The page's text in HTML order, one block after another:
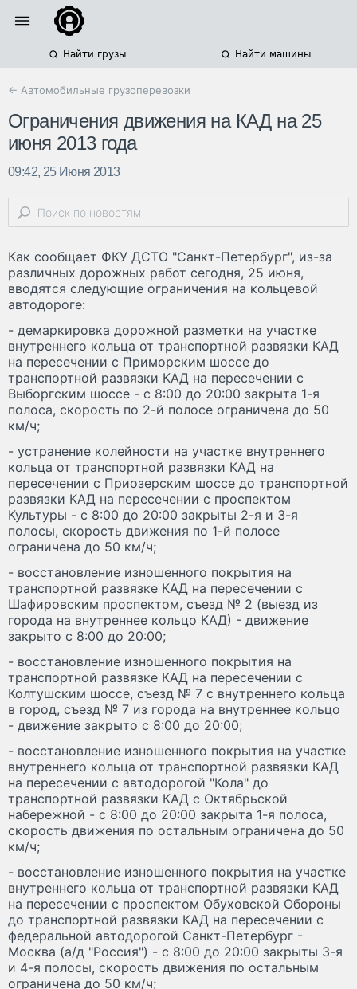
Найти грузы Найти машины
← Автомобильные грузоперевозки
Ограничения движения на КАД на 25
июня 2013 года
09:42, 25 Июня 2013
Как сообщает ФКУ ДСТО "Санкт-Петербург", из-за
различных дорожных работ сегодня, 25 июня,
вводятся следующие ограничения на кольцевой
автодороге:
- демаркировка дорожной разметки на участке
внутреннего кольца от транспортной развязки КАД
на пересечении с Приморским шоссе до
транспортной развязки КАД на пересечении с
Выборгским шоссе - с 8:00 до 20:00 закрыта 1-я
полоса, скорость по 2-й полосе ограничена до 50
км/ч;
- устранение колейности на участке внутреннего
кольца от транспортной развязки КАД на
пересечении с Приозерским шоссе до транспортной
развязки КАД на пересечении с проспектом
Культуры - с 8:00 до 20:00 закрыты 2-я и 3-я
полосы, скорость движения по 1-й полосе
ограничена до 50 км/ч;
- восстановление изношенного покрытия на
транспортной развязке КАД на пересечении с
Шафировским проспектом, съезд № 2 (выезд из
города на внутреннее кольцо КАД) - движение
закрыто с 8:00 до 20:00;
- восстановление изношенного покрытия на
транспортной развязке КАД на пересечении с
Колтушским шоссе, съезд № 7 с внутреннего кольца
в город, съезд № 7 из города на внутреннее кольцо
- движение закрыто с 8:00 до 20:00;
- восстановление изношенного покрытия на участке
внутреннего кольца от транспортной развязки КАД
на пересечении с автодорогой "Кола" до
транспортной развязки КАД с Октябрьской
набережной - с 8:00 до 20:00 закрыта 1-я полоса,
скорость движения по остальным ограничена до 50
км/ч;
- восстановление изношенного покрытия на участке
внутреннего кольца от транспортной развязки КАД
на пересечении с проспектом Обуховской Обороны
до транспортной развязки КАД на пересечении с
федеральной автодорогой Санкт-Петербург -
Москва (а/д "Россия") - с 8:00 до 20:00 закрыты 3-я
и 4-я полосы, скорость движения по остальным
ограничена до 50 км/ч;